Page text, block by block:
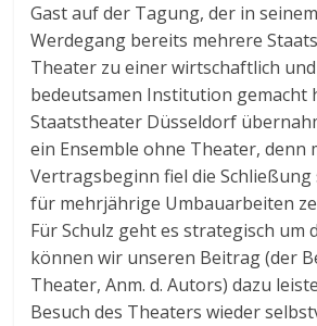
Gast auf der Tagung, der in
Werdegang bereits mehrere
Theater zu einer wirtschaftlich
bedeutsamen Institution gemacht
Staatstheater Düsseldorf
ein Ensemble ohne Theater, denn
Vertragsbeginn fiel die Schließung
für mehrjährige Umbauarbeiten
Für Schulz geht es strategisch um
können wir unseren Beitrag (der
Theater, Anm. d. Autors) dazu
Besuch des Theaters wieder